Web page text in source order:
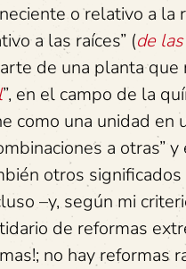
o relativo a la
a las raíces” (de
de una planta
”, en el campo de la
como una unidad en
a otras” y
otros
–y, según mi
de reformas
no hay reformas